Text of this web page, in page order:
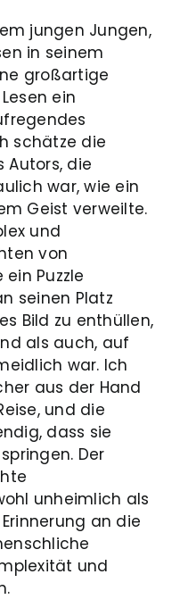
jungen Jungen,
in seinem
großartige
ein
schätze die
Autors, die
war, wie ein
Geist verweilte.
und
von
Puzzle
seinen Platz
Bild zu enthüllen,
als auch, auf
war. Ich
aus der Hand
und die
dass sie
Der
unheimlich als
an die
und